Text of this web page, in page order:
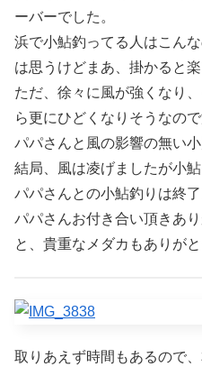
ーバーでした。
浜で小鮎釣ってる人はこん
は思うけどまあ、掛かると楽
ただ、徐々に風が強くなり
ら更にひどくなりそうなので
パパさんと風の影響の無い小
結局、風は凌げましたが小
パパさんとの小鮎釣りは終了
パパさんお付き合い頂きあ
と、貴重なメダカもありがと
取りあえず時間もあるので